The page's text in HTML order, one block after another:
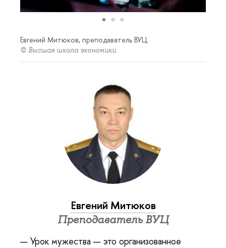
Евгений Митюков, преподаватель ВУЦ
© Высшая школа экономики
Евгений Митюков
Преподаватель ВУЦ
— Урок мужества — это организованное